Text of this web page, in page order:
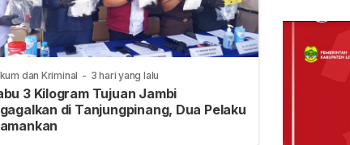
dan Kriminal - 3 hari yang lalu
3 Kilogram Tujuan Jambi
di Tanjungpinang, Dua Pelaku